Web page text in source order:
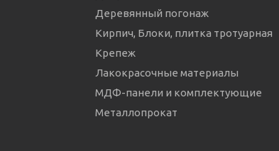
Деревянный погонаж
Кирпич, Блоки, плитка тротуарная
Крепеж
Лакокрасочные материалы
МДФ-панели и комплектующие
Металлопрокат